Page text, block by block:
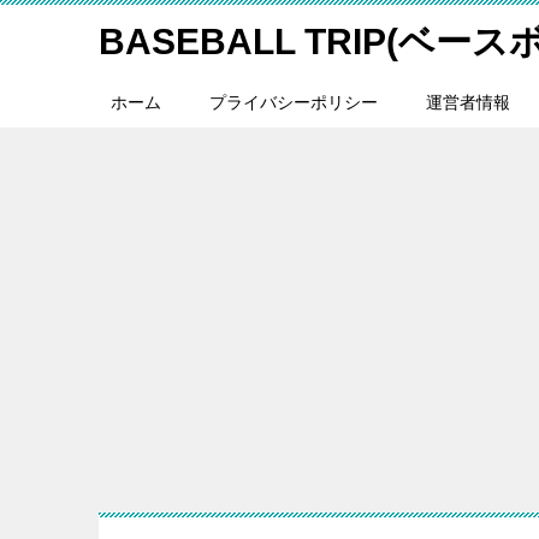
BASEBALL TRIP(ベース
ホーム プライバシーポリシー 運営者情報